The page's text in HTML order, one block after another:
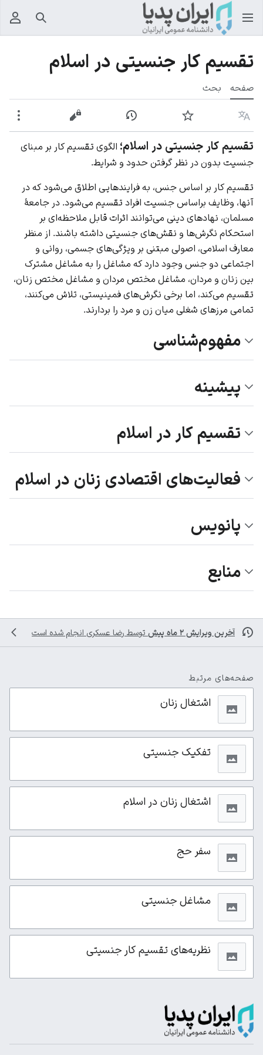
جستجو
تقسیم کار جنسیتی در اسلام
صفحه بحث
زبان پیگیری نمایش تاریخچهنمایش مبدأ
تقسیم کار جنسیتی در اسلام؛ الگوی تقسیم کار بر مبنای
جنسیت بدون در نظر گرفتن حدود و شرایط.
تقسیم کار بر اساس جنس، به فرایندهایی اطلاق می‌شود که در
آنها، وظایف براساس جنسیت افراد تقسیم می‌شود. در جامعهٔ
مسلمان، نهادهای دینی می‌توانند اثرات قابل ملاحظه‌ای بر
استحکام نگرش‌ها و نقش‌های جنسیتی داشته باشند. از منظر
معارف اسلامی، اصولی مبتنی بر ویژگی‌های جسمی، روانی و
اجتماعی دو جنس وجود دارد که مشاغل را به مشاغل مشترک
بین زنان و مردان، مشاغل مختص مردان و مشاغل مختص زنان،
تقسیم می‌کند، اما برخی نگرش‌های فمینیستی، تلاش می‌کنند،
تمامی مرزهای شغلی میان زن و مرد را بردارند.
مفهوم‌شناسی
پیشینه
تقسیم کار در اسلام
فعالیت‌های اقتصادی زنان در اسلام
پانویس
منابع
آخرین ویرایش ۲ ماه پیش توسط رضا عسکری انجام شده است
صفحه‌های مرتبط
اشتغال زنان
تفکیک جنسیتی
اشتغال زنان در اسلام
سفر حج
مشاغل جنسیتی
نظریه‌های تقسیم کار جنسیتی